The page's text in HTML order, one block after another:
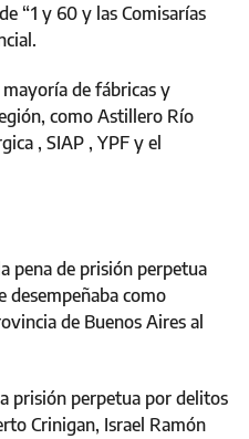
“1 y 60 y las Comisarías
de fábricas y
como Astillero Río
, SIAP , YPF y el
pena de prisión perpetua
desempeñaba como
de Buenos Aires al
prisión perpetua por delitos
Crinigan, Israel Ramón